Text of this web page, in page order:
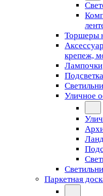
Торшеры
крепеж,
Лампочки
Подсветка
Уличное
Паркетная